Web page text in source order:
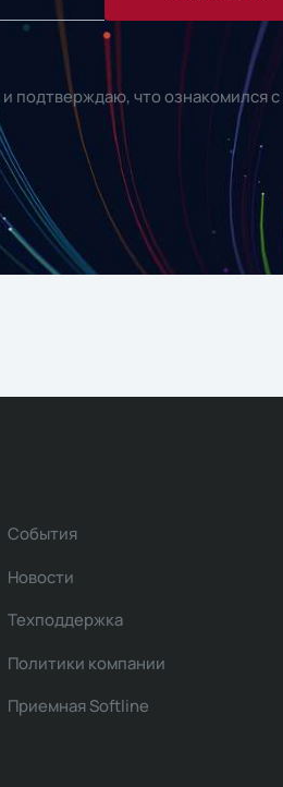
и подтверждаю, что ознакомился с
События
Новости
Техподдержка
Политики компании
Приемная Softline